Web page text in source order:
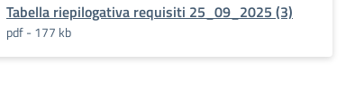
Tabella riepilogativa requisiti 25_09_2025 (3)
pdf - 177 kb